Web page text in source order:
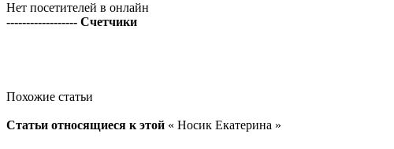
Нет посетителей в онлайн
------------------ Счетчики
Похожие статьи
Статьи относящиеся к этой « Носик Екатерина »